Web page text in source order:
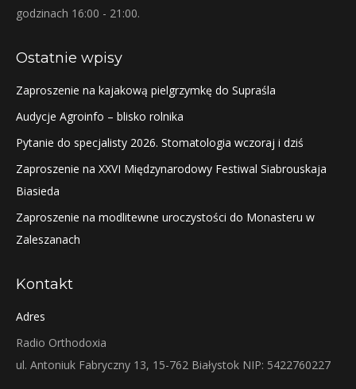
godzinach 16:00 - 21:00.
Ostatnie wpisy
Zaproszenie na kajakową pielgrzymkę do Supraśla
Audycje Agroinfo – blisko rolnika
Pytanie do specjalisty 2026. Stomatologia wczoraj i dziś
Zaproszenie na XXVI Międzynarodowy Festiwal Siabrouskaja
Biasieda
Zaproszenie na modlitewne uroczystości do Monasteru w
Zaleszanach
Kontakt
Adres
Radio Orthodoxia
ul. Antoniuk Fabryczny 13, 15-762 Białystok NIP: 5422760227